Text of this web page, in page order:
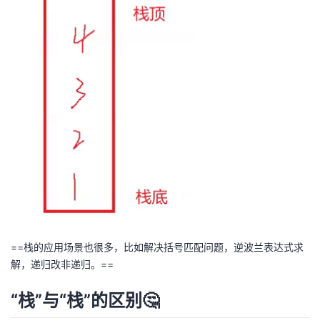
者
堂
持
我
==栈的应用场景也很多，比如解决括号匹配问题，逆波兰表达式求
解，递归改非递归。==
“栈”与“栈”的区别🤔